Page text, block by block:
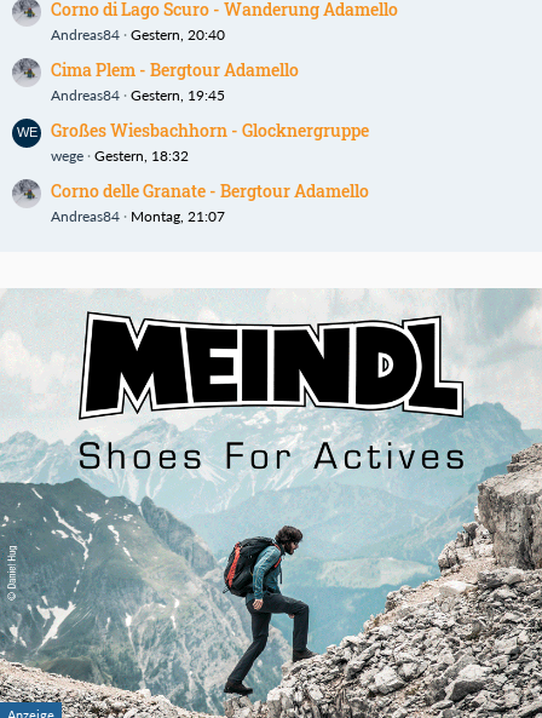
Corno di Lago Scuro - Wanderung Adamello
Andreas84 Gestern, 20:40
Cima Plem - Bergtour Adamello
Andreas84 Gestern, 19:45
Großes Wiesbachhorn - Glocknergruppe
wege Gestern, 18:32
Corno delle Granate - Bergtour Adamello
Andreas84 Montag, 21:07